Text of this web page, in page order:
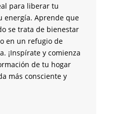
para liberar tu
energía. Aprende que
se trata de bienestar
en un refugio de
¡Inspírate y comienza
de tu hogar
más consciente y